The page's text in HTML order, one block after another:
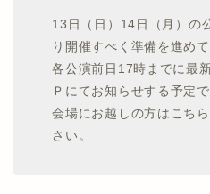
13日（日）14日（月）の
り開催すべく準備を進め
各公演前日17時までに最
Ｐにてお知らせする予定で
会場にお越しの方はこち
さい。